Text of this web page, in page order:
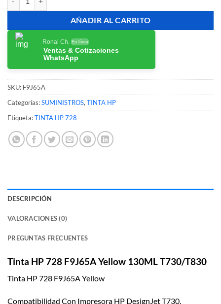
AÑADIR AL CARRITO
Ronal Ch. En línea
Ventas & Cotizaciones
WhatsApp
SKU: F9J65A
Categorías:SUMINISTROS, TINTA HP
Etiqueta:TINTA HP 728
DESCRIPCIÓN
VALORACIONES (0)
PREGUNTAS FRECUENTES
Tinta HP 728 F9J65A Yellow 130ML T730/T830
Tinta HP 728 F9J65A Yellow
Compatibilidad Con Impresora HP DesignJet T730,